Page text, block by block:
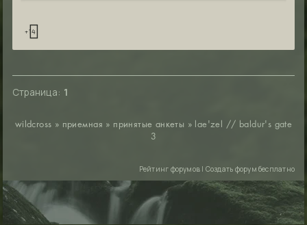
+14
Страница: 1
wildcross » приемная » принятые анкеты »
lae'zel // baldur's gate
3
Рейтинг форумов | Создать форум бесплатно